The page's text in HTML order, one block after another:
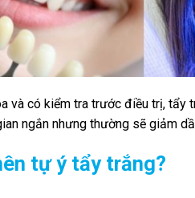
và có kiểm tra trước điều trị, tẩy
ngắn nhưng thường sẽ giảm
tự ý tẩy trắng?